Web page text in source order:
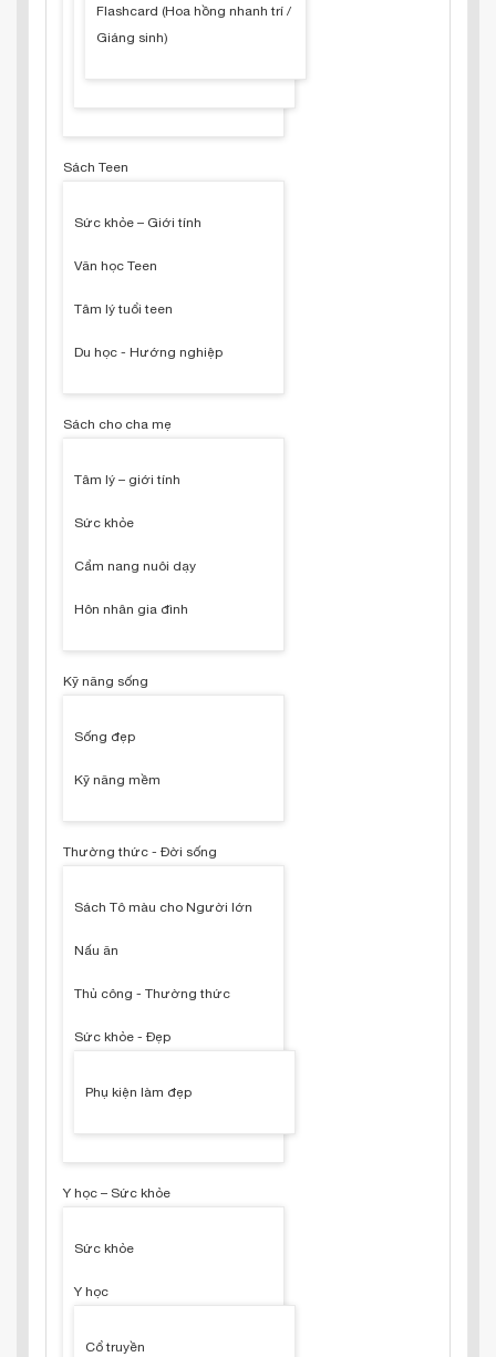
Flashcard (Hoa hồng nhanh trí /
Giáng sinh)
Sách Teen
Sức khỏe – Giới tính
Văn học Teen
Tâm lý tuổi teen
Du học - Hướng nghiệp
Sách cho cha mẹ
Tâm lý – giới tính
Sức khỏe
Cẩm nang nuôi dạy
Hôn nhân gia đình
Kỹ năng sống
Sống đẹp
Kỹ năng mềm
Thường thức - Đời sống
Sách Tô màu cho Người lớn
Nấu ăn
Thủ công - Thường thức
Sức khỏe - Đẹp
Phụ kiện làm đẹp
Y học – Sức khỏe
Sức khỏe
Y học
Cổ truyền